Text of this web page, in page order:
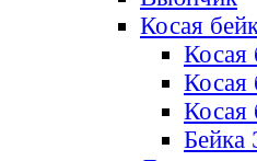
Косая
Косая
Косая
Косая